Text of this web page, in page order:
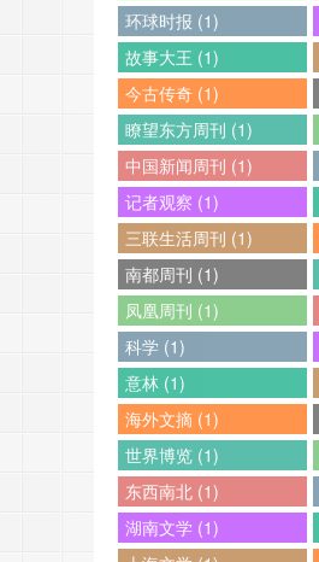
环球时报 (1)
故事大王 (1)
今古传奇 (1)
瞭望东方周刊 (1)
中国新闻周刊 (1)
记者观察 (1)
三联生活周刊 (1)
南都周刊 (1)
凤凰周刊 (1)
科学 (1)
意林 (1)
海外文摘 (1)
世界博览 (1)
东西南北 (1)
湖南文学 (1)